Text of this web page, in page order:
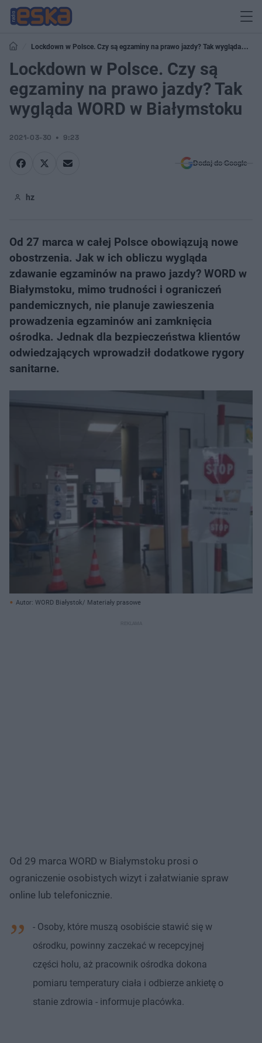
Lockdown w Polsce. Czy są egzaminy na prawo jazdy? Tak wygląda
WORD w Białymstoku
Lockdown w Polsce. Czy są
egzaminy na prawo jazdy? Tak
wygląda WORD w Białymstoku
2021-03-30 9:23
Dodaj do Google
hz
Od 27 marca w całej Polsce obowiązują nowe
obostrzenia. Jak w ich obliczu wygląda
zdawanie egzaminów na prawo jazdy? WORD w
Białymstoku, mimo trudności i ograniczeń
pandemicznych, nie planuje zawieszenia
prowadzenia egzaminów ani zamknięcia
ośrodka. Jednak dla bezpieczeństwa klientów
odwiedzających wprowadził dodatkowe rygory
sanitarne.
Autor: WORD Białystok/ Materiały prasowe
Od 29 marca WORD w Białymstoku prosi o
ograniczenie osobistych wizyt i załatwianie spraw
online lub telefonicznie.
- Osoby, które muszą osobiście stawić się w
ośrodku, powinny zaczekać w recepcyjnej
części holu, aż pracownik ośrodka dokona
pomiaru temperatury ciała i odbierze ankietę o
stanie zdrowia - informuje placówka.